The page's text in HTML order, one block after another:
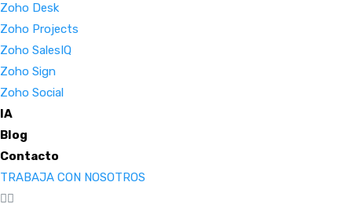
Zoho Desk
Zoho Projects
Zoho SalesIQ
Zoho Sign
Zoho Social
IA
Blog
Contacto
TRABAJA CON NOSOTROS